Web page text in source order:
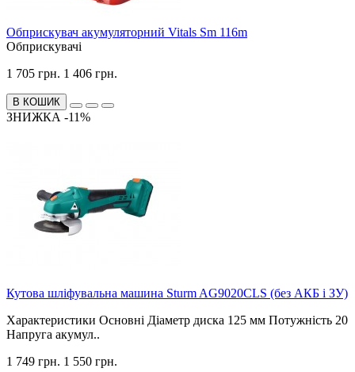
Обприскувач акумуляторний Vitals Sm 116m
Обприскувачі
1 705 грн. 1 406 грн.
В КОШИК
ЗНИЖКА -11%
Кутова шліфувальна машина Sturm AG9020CLS (без АКБ і ЗУ)
Характеристики Основні Діаметр диска 125 мм Потужність 20
Напруга акумул..
1 749 грн. 1 550 грн.